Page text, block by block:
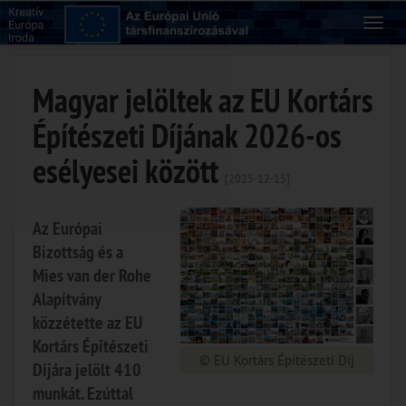
Magyar jelöltek az EU Kortárs
Építészeti Díjának 2026-os
esélyesei között
© EU Kortárs Építészeti Díj
Az Európai
Bizottság és a
Mies van der Rohe
Alapítvány
közzétette az EU
Kortárs Építészeti
Díjára jelölt 410
munkát. Ezúttal